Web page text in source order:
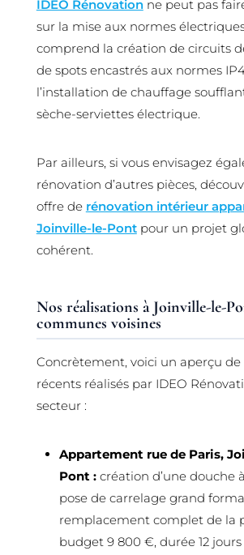
IDEO Rénovationne peut pas
sur la mise aux normes
comprend la création de circuits
de spots encastrés aux normes
l’installation de chauffage
sèche-serviettes électrique.
Par ailleurs, si vous envisagez
rénovation d’autres pièces,
offre de rénovation intérieur
Joinville-le-Pontpour un projet
cohérent.
Nos réalisations à Joinville-le-
communes voisines
Concrètement, voici un aperçu de
récents réalisés par IDEO
secteur :
Appartement rue de Paris,
Pont :création d’une douche
pose de carrelage grand
remplacement complet de la
budget 9 800 €, durée 12 jours